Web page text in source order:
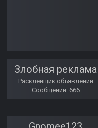
Злобная реклама
Расклейщик объявлений
Сообщений: 666